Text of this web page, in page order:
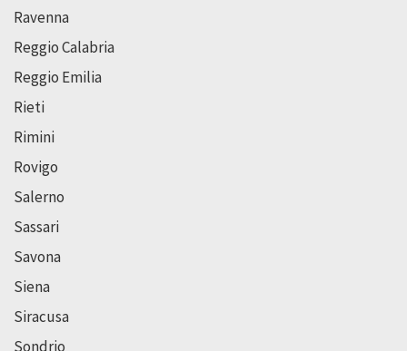
Ravenna
Reggio Calabria
Reggio Emilia
Rieti
Rimini
Rovigo
Salerno
Sassari
Savona
Siena
Siracusa
Sondrio